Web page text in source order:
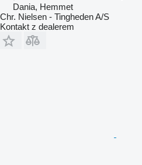
Dania, Hemmet
Chr. Nielsen - Tingheden A/S
Kontakt z dealerem